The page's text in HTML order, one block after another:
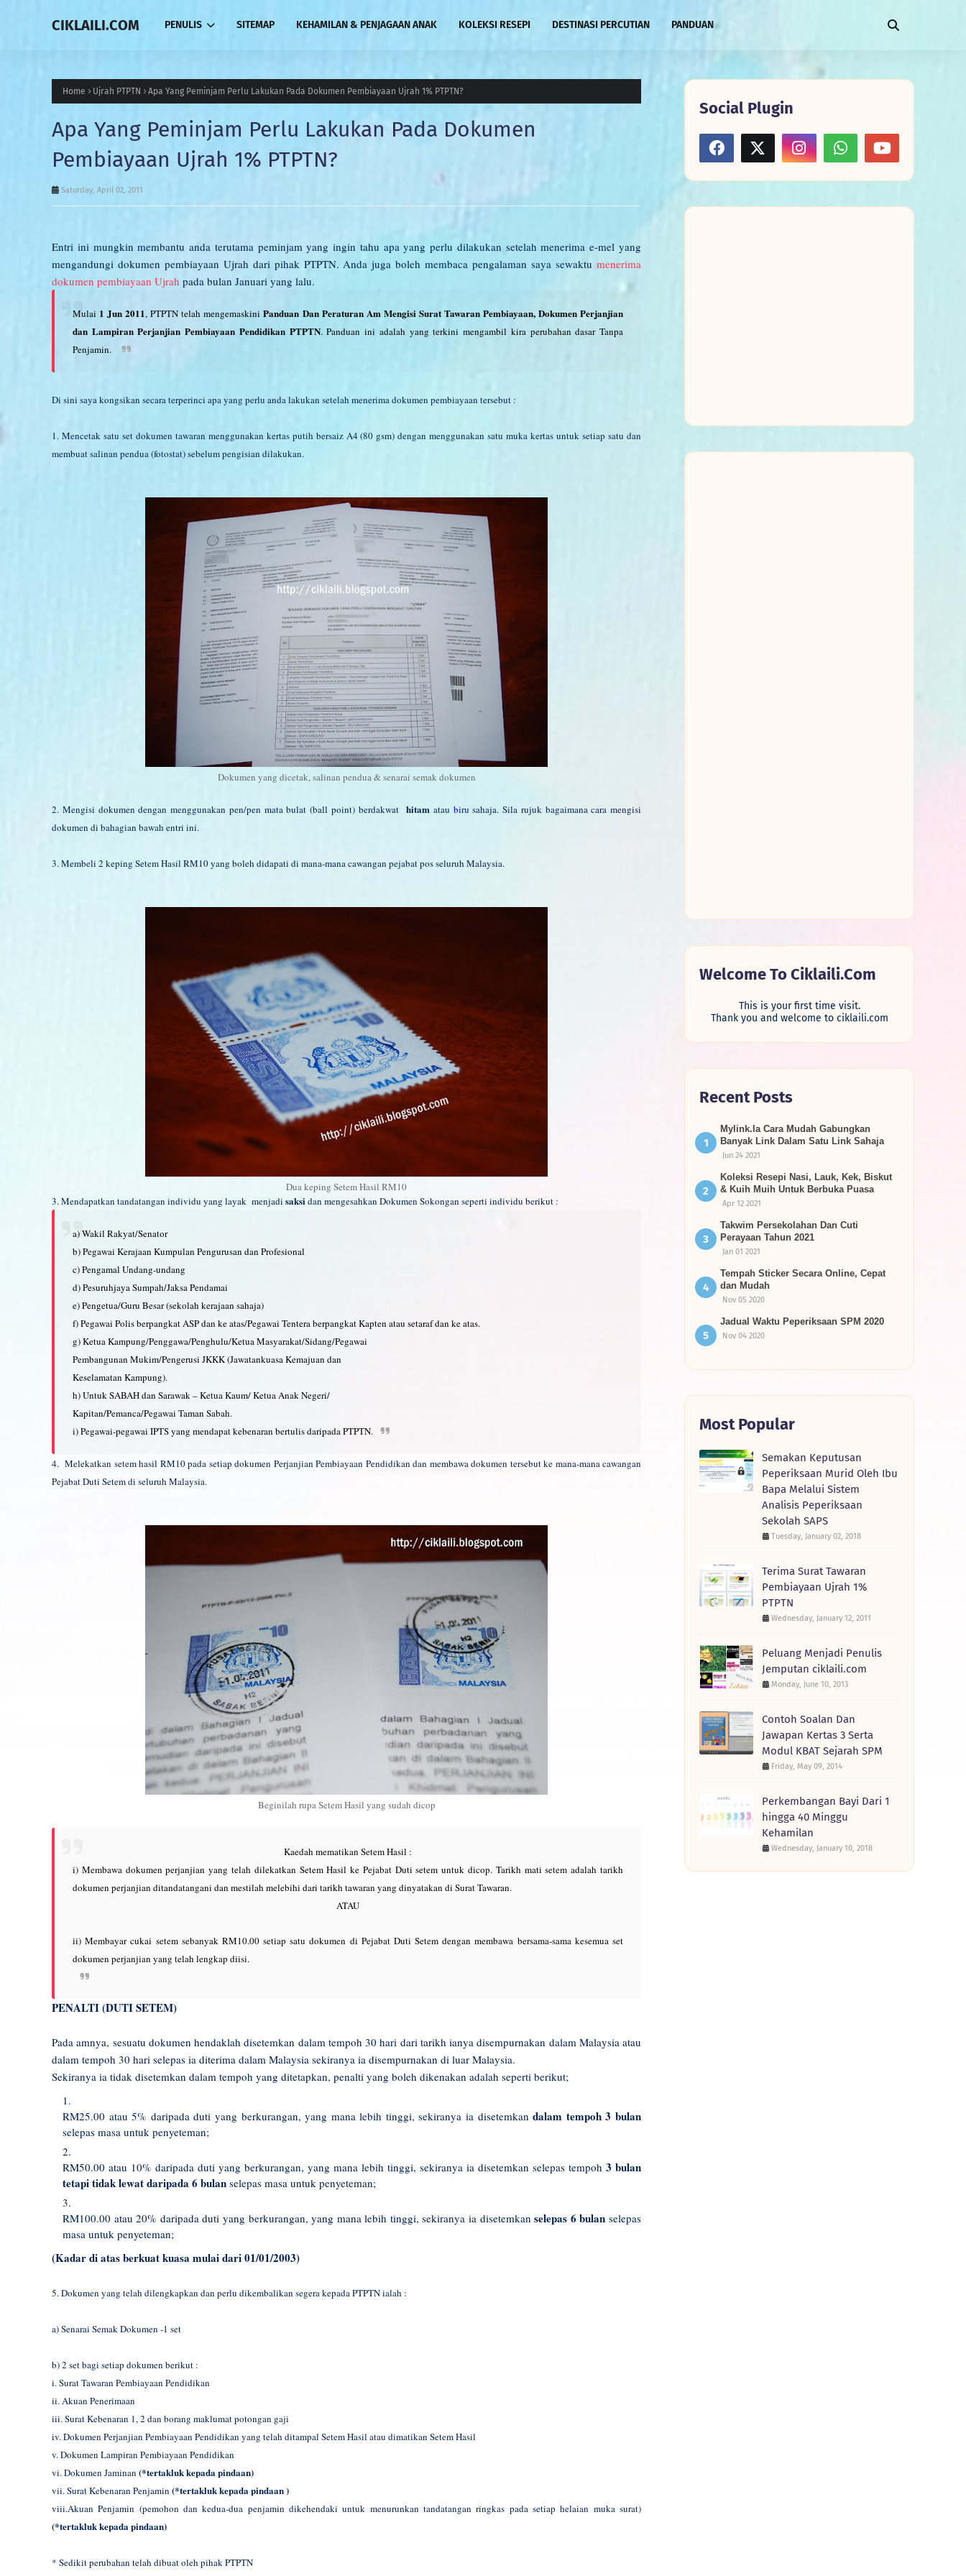
CIKLAILI.COM PENULIS SITEMAP KEHAMILAN & PENJAGAAN ANAK KOLEKSI RESEPI DESTINASI PERCUTIAN PANDUAN
Home Ujrah PTPTN Apa Yang Peminjam Perlu Lakukan Pada Dokumen Pembiayaan Ujrah 1% PTPTN?
Apa Yang Peminjam Perlu Lakukan Pada Dokumen
Pembiayaan Ujrah 1% PTPTN?
Saturday, April 02, 2011
Entri ini mungkin membantu anda terutama peminjam yang ingin tahu apa yang perlu dilakukan setelah menerima e-mel yang
mengandungi dokumen pembiayaan Ujrah dari pihak PTPTN. Anda juga boleh membaca pengalaman saya sewaktu menerima
dokumen pembiayaan Ujrah pada bulan Januari yang lalu.
Mulai 1 Jun 2011, PTPTN telah mengemaskiniPanduan Dan Peraturan Am Mengisi Surat Tawaran Pembiayaan, Dokumen Perjanjian
dan Lampiran Perjanjian Pembiayaan Pendidikan PTPTN. Panduan ini adalah yang terkini mengambil kira perubahan dasar Tanpa
Penjamin.
Di sini saya kongsikan secara terperinci apa yang perlu anda lakukan setelah menerima dokumen pembiayaan tersebut :
1. Mencetak satu set dokumen tawaran menggunakan kertas putih bersaiz A4 (80 gsm) dengan menggunakan satu muka kertas untuk setiap satu dan
membuat salinan pendua (fotostat) sebelum pengisian dilakukan.
Dokumen yang dicetak, salinan pendua & senarai semak dokumen
2. Mengisi dokumen dengan menggunakan pen/pen mata bulat (ball point) berdakwat hitam atau biru sahaja. Sila rujuk bagaimana cara mengisi
dokumen di bahagian bawah entri ini.
3. Membeli 2 keping Setem Hasil RM10 yang boleh didapati di mana-mana cawangan pejabat pos seluruh Malaysia.
Dua keping Setem Hasil RM10
3. Mendapatkan tandatangan individu yang layak menjadi saksidan mengesahkan Dokumen Sokongan seperti individu berikut :
a) Wakil Rakyat/Senator
b) Pegawai Kerajaan Kumpulan Pengurusan dan Profesional
c) Pengamal Undang-undang
d) Pesuruhjaya Sumpah/Jaksa Pendamai
e) Pengetua/Guru Besar (sekolah kerajaan sahaja)
f) Pegawai Polis berpangkat ASP dan ke atas/Pegawai Tentera berpangkat Kapten atau setaraf dan ke atas.
g) Ketua Kampung/Penggawa/Penghulu/Ketua Masyarakat/Sidang/Pegawai
Pembangunan Mukim/Pengerusi JKKK (Jawatankuasa Kemajuan dan
Keselamatan Kampung).
h) Untuk SABAH dan Sarawak – Ketua Kaum/ Ketua Anak Negeri/
Kapitan/Pemanca/Pegawai Taman Sabah.
i) Pegawai-pegawai IPTS yang mendapat kebenaran bertulis daripada PTPTN.
4. Melekatkan setem hasil RM10 pada setiap dokumen Perjanjian Pembiayaan Pendidikan dan membawa dokumen tersebut ke mana-mana cawangan
Pejabat Duti Setem di seluruh Malaysia.
Beginilah rupa Setem Hasil yang sudah dicop
Kaedah mematikan Setem Hasil :
i) Membawa dokumen perjanjian yang telah dilekatkan Setem Hasil ke Pejabat Duti setem untuk dicop. Tarikh mati setem adalah tarikh
dokumen perjanjian ditandatangani dan mestilah melebihi dari tarikh tawaran yang dinyatakan di Surat Tawaran.
ATAU
ii) Membayar cukai setem sebanyak RM10.00 setiap satu dokumen di Pejabat Duti Setem dengan membawa bersama-sama kesemua set
dokumen perjanjian yang telah lengkap diisi.
PENALTI (DUTI SETEM)
Pada amnya, sesuatu dokumen hendaklah disetemkan dalam tempoh 30 hari dari tarikh ianya disempurnakan dalam Malaysia atau
dalam tempoh 30 hari selepas ia diterima dalam Malaysia sekiranya ia disempurnakan di luar Malaysia.
Sekiranya ia tidak disetemkan dalam tempoh yang ditetapkan, penalti yang boleh dikenakan adalah seperti berikut;
RM25.00 atau 5% daripada duti yang berkurangan, yang mana lebih tinggi, sekiranya ia disetemkandalam tempoh 3 bulan
selepas masa untuk penyeteman;
RM50.00 atau 10% daripada duti yang berkurangan, yang mana lebih tinggi, sekiranya ia disetemkan selepas tempoh 3 bulan
tetapi tidak lewat daripada 6 bulan selepas masa untuk penyeteman;
RM100.00 atau 20% daripada duti yang berkurangan, yang mana lebih tinggi, sekiranya ia disetemkanselepas 6 bulan selepas
masa untuk penyeteman;
(Kadar di atas berkuat kuasa mulai dari 01/01/2003)
5. Dokumen yang telah dilengkapkan dan perlu dikembalikan segera kepada PTPTN ialah :
a) Senarai Semak Dokumen -1 set
b) 2 set bagi setiap dokumen berikut :
i. Surat Tawaran Pembiayaan Pendidikan
ii. Akuan Penerimaan
iii. Surat Kebenaran 1, 2 dan borang maklumat potongan gaji
iv. Dokumen Perjanjian Pembiayaan Pendidikan yang telah ditampal Setem Hasil atau dimatikan Setem Hasil
v. Dokumen Lampiran Pembiayaan Pendidikan
vi. Dokumen Jaminan (*tertakluk kepada pindaan)
vii. Surat Kebenaran Penjamin (*tertakluk kepada pindaan )
viii.Akuan Penjamin (pemohon dan kedua-dua penjamin dikehendaki untuk menurunkan tandatangan ringkas pada setiap helaian muka surat)
(*tertakluk kepada pindaan)
* Sedikit perubahan telah dibuat oleh pihak PTPTN
Social Plugin
Welcome To Ciklaili.com
This is your first time visit.
Thank you and welcome to ciklaili.com
Recent Posts
Mylink.la Cara Mudah Gabungkan
Banyak Link Dalam Satu Link Sahaja
Jun 24 2021
Koleksi Resepi Nasi, Lauk, Kek, Biskut
& Kuih Muih Untuk Berbuka Puasa
Apr 12 2021
Takwim Persekolahan Dan Cuti
Perayaan Tahun 2021
Jan 01 2021
Tempah Sticker Secara Online, Cepat
dan Mudah
Nov 05 2020
Jadual Waktu Peperiksaan SPM 2020
Nov 04 2020
Most Popular
Semakan Keputusan
Peperiksaan Murid Oleh Ibu
Bapa Melalui Sistem
Analisis Peperiksaan
Sekolah SAPS
Tuesday, January 02, 2018
Terima Surat Tawaran
Pembiayaan Ujrah 1%
PTPTN
Wednesday, January 12, 2011
Peluang Menjadi Penulis
Jemputan ciklaili.com
Monday, June 10, 2013
Contoh Soalan Dan
Jawapan Kertas 3 Serta
Modul KBAT Sejarah SPM
Friday, May 09, 2014
Perkembangan Bayi Dari 1
hingga 40 Minggu
Kehamilan
Wednesday, January 10, 2018